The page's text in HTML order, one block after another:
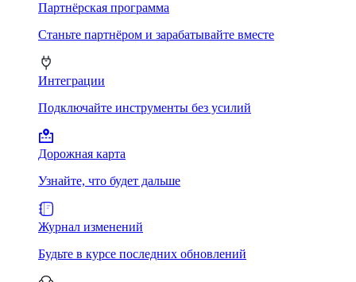
Партнёрская программа
Станьте партнёром и зарабатывайте вместе
Интеграции
Подключайте инструменты без усилий
Дорожная карта
Узнайте, что будет дальше
Журнал изменений
Будьте в курсе последних обновлений